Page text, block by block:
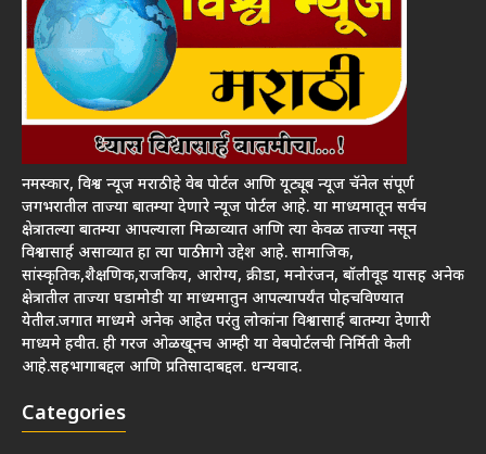
नमस्कार, विश्व न्यूज मराठी हे वेब पोर्टल आणि यूट्यूब न्यूज चॅनेल संपूर्ण
जगभरातील ताज्या बातम्या देणारे न्यूज पोर्टल आहे. या माध्यमातून सर्वच
क्षेत्रातल्या बातम्या आपल्याला मिळाव्यात आणि त्या केवळ ताज्या नसून
विश्वासार्ह असाव्यात हा त्या पाठीमागे उद्देश आहे. सामाजिक,
सांस्कृतिक,शैक्षणिक,राजकिय, आरोग्य, क्रीडा, मनोरंजन, बॉलीवूड यासह अनेक
क्षेत्रातील ताज्या घडामोडी या माध्यमातुन आपल्यापर्यंत पोहचविण्यात
येतील.जगात माध्यमे अनेक आहेत परंतु लोकांना विश्वासार्ह बातम्या देणारी
माध्यमे हवीत. ही गरज ओळखूनच आम्ही या वेबपोर्टलची निर्मिती केली
आहे.सहभागाबद्दल आणि प्रतिसादाबद्दल. धन्यवाद.
Categories